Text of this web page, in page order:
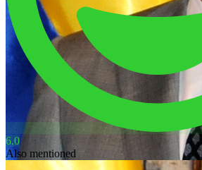
6.0
Also mentioned